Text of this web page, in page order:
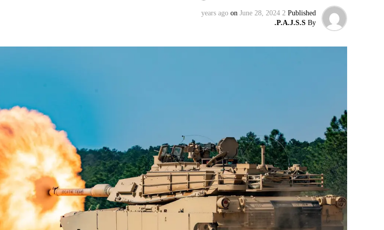
Published
2 years ago
on June 28, 2024
By
P.A.J.S.S.